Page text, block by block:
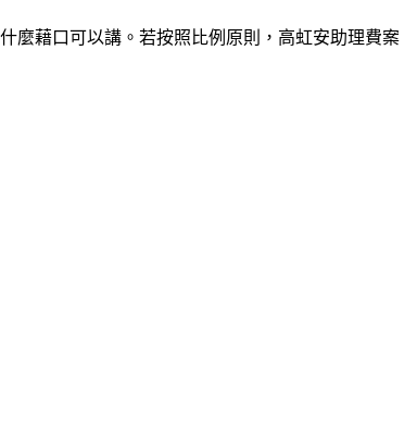
麼藉口可以講。若按照比例原則，高虹安助理費案